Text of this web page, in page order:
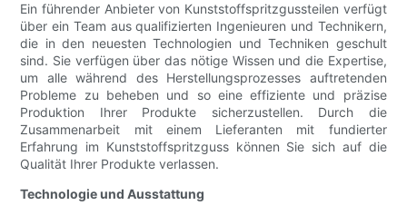
Ein führender Anbieter von Kunststoffspritzgussteilen verfügt
über ein Team aus qualifizierten Ingenieuren und Technikern,
die in den neuesten Technologien und Techniken geschult
sind. Sie verfügen über das nötige Wissen und die Expertise,
um alle während des Herstellungsprozesses auftretenden
Probleme zu beheben und so eine effiziente und präzise
Produktion Ihrer Produkte sicherzustellen. Durch die
Zusammenarbeit mit einem Lieferanten mit fundierter
Erfahrung im Kunststoffspritzguss können Sie sich auf die
Qualität Ihrer Produkte verlassen.
Technologie und Ausstattung